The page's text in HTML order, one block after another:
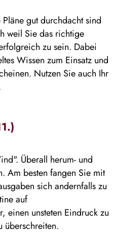
gut durchdacht sind
weil Sie das richtige
zu sein. Dabei
Wissen zum Einsatz und
Nutzen Sie auch Ihr
Überall herum- und
Am besten fangen Sie mit
sich andernfalls zu
auf
einen unsteten Eindruck zu
überschreiten.